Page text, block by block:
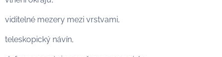
viditelné mezery mezi vrstvami,
teleskopický návín,